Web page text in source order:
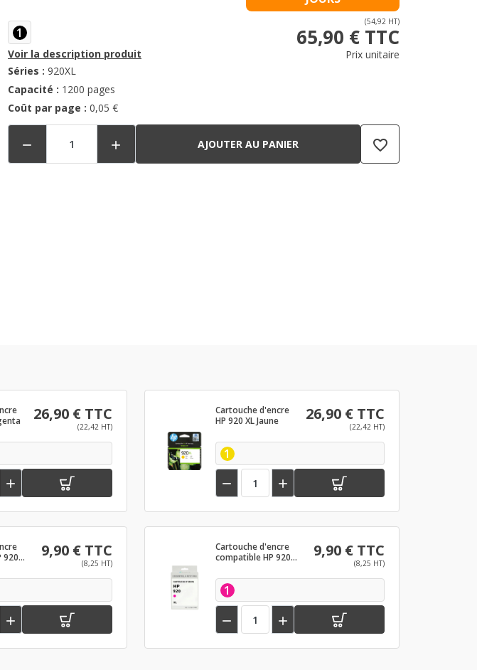
1
Voir la description produit
Séries : 920XL
Capacité : 1200 pages
Coût par page : 0,05 €
(54,92 HT)
65,90 € TTC
Prix unitaire
  AJOUTER AU PANIER favorite_border
26,90 € TTC
(22,42 HT)

Cartouche d'encre
HP 920 XL Jaune
26,90 € TTC
(22,42 HT)
1
 
920
9,90 € TTC
(8,25 HT)

Cartouche d'encre
compatible HP 920
9,90 € TTC
(8,25 HT)
1
 